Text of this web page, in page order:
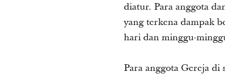
diatur. Para anggota
yang terkena dampak
hari dan minggu-
Para anggota Gereja